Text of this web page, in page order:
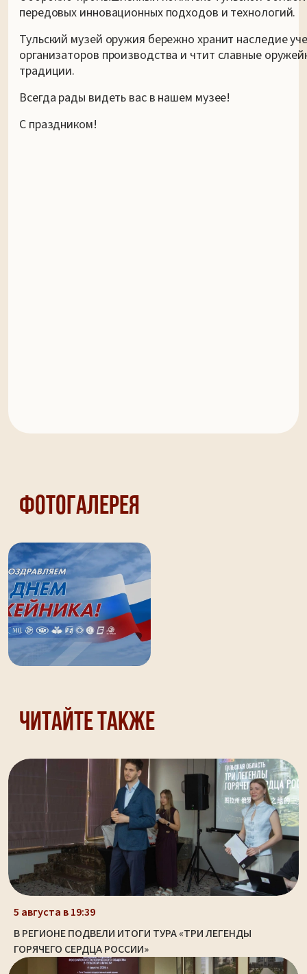
передовых инновационных подходов и технологий.
Тульский музей оружия бережно хранит наследие
организаторов производства и чтит славные
традиции.
Всегда рады видеть вас в нашем музее!
С праздником!
Фотогалерея
Читайте также
5 августа в 19:39
В РЕГИОНЕ ПОДВЕЛИ ИТОГИ ТУРА «ТРИ ЛЕГЕНДЫ
ГОРЯЧЕГО СЕРДЦА РОССИИ»